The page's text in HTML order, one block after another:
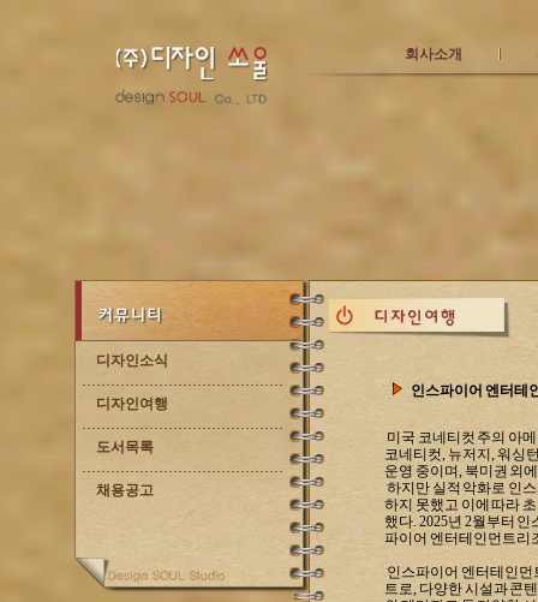
회사소개
디자인소식
디자인여행
도서목록
채용공고
인스파이어 엔터테
미국 코네티컷 주의 아
코네티컷, 뉴저지, 워싱
운영 중이며, 북미권 외
하지만 실적 악화로 인
하지 못했고 이에 따라
했다. 2025년 2월부터
파이어 엔터테인먼트리
인스파이어 엔터테인먼
트로, 다양한 시설과 콘